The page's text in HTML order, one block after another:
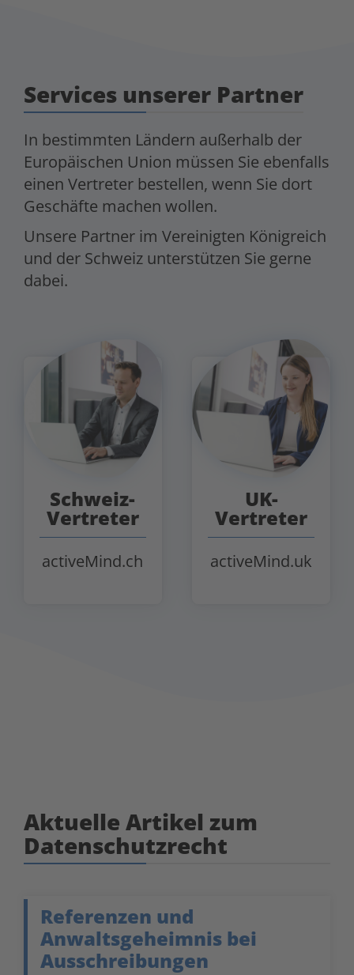
Services unserer Partner
In bestimmten Ländern außerhalb der
Europäischen Union müssen Sie ebenfalls
einen Vertreter bestellen, wenn Sie dort
Geschäfte machen wollen.
Unsere Partner im Vereinigten Königreich
und der Schweiz unterstützen Sie gerne
dabei.
Schweiz-
Vertreter
activeMind.ch
UK-
Vertreter
activeMind.uk
Aktuelle Artikel zum
Datenschutzrecht
Referenzen und
Anwaltsgeheimnis bei
Ausschreibungen